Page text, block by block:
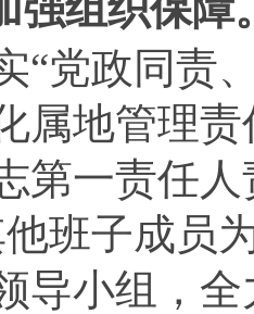
“党政同责
属地管理
第一责任
班子成员
导小组，